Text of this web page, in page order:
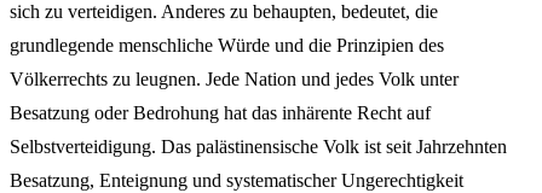
sich zu verteidigen. Anderes zu behaupten, bedeutet, die
grundlegende menschliche Würde und die Prinzipien des
Völkerrechts zu leugnen. Jede Nation und jedes Volk unter
Besatzung oder Bedrohung hat das inhärente Recht auf
Selbstverteidigung. Das palästinensische Volk ist seit Jahrzehnten
Besatzung, Enteignung und systematischer Ungerechtigkeit